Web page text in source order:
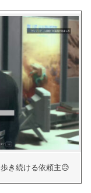
き続ける依頼主😥